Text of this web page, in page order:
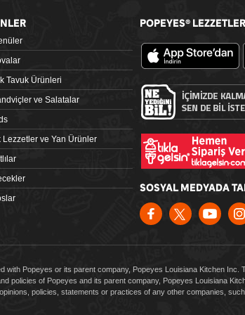
Tavuk Ürünleri
ve Salatalar
Lezzetler ve Yan Ürünler
POPEYES®
SOSYAL MEDYADA
with Popeyes or its parent company, Popeyes Louisiana Kitchen Inc.
policies of Popeyes and its parent company, Popeyes Louisiana
policies, statements or practices of any other companies,